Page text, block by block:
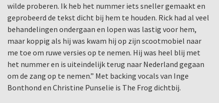
wilde proberen. Ik heb het nummer iets sneller gemaakt en
geprobeerd de tekst dicht bij hem te houden. Rick had al veel
behandelingen ondergaan en lopen was lastig voor hem,
maar koppig als hij was kwam hij op zijn scootmobiel naar
me toe om ruwe versies op te nemen. Hij was heel blij met
het nummer en is uiteindelijk terug naar Nederland gegaan
om de zang op te nemen.” Met backing vocals van Inge
Bonthond en Christine Punselie is The Frog dichtbij.